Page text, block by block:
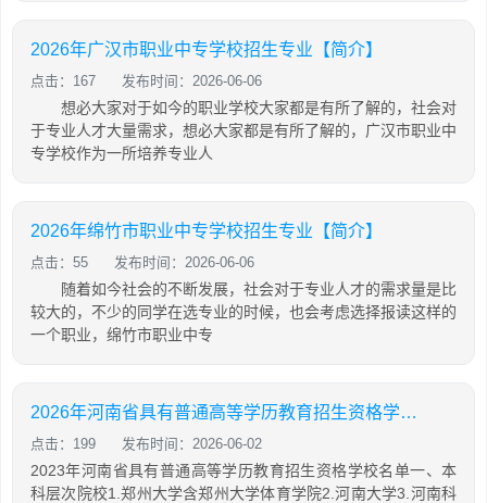
2026年广汉市职业中专学校招生专业【简介】
点击：167 发布时间：2026-06-06
想必大家对于如今的职业学校大家都是有所了解的，社会对
于专业人才大量需求，想必大家都是有所了解的，广汉市职业中
专学校作为一所培养专业人
2026年绵竹市职业中专学校招生专业【简介】
点击：55 发布时间：2026-06-06
随着如今社会的不断发展，社会对于专业人才的需求量是比
较大的，不少的同学在选专业的时候，也会考虑选择报读这样的
一个职业，绵竹市职业中专
2026年河南省具有普通高等学历教育招生资格学校名单
点击：199 发布时间：2026-06-02
2023年河南省具有普通高等学历教育招生资格学校名单一、本
科层次院校1.郑州大学含郑州大学体育学院2.河南大学3.河南科